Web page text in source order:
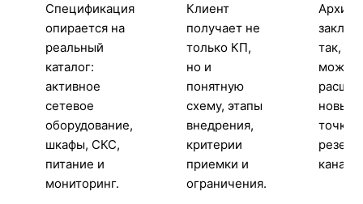
Спецификация
опирается на
реальный
каталог:
активное
сетевое
оборудование,
шкафы, СКС,
питание и
мониторинг.
Клиент
получает не
только КП,
но и
понятную
схему, этапы
внедрения,
критерии
приемки и
ограничения.
так,
можно
новые
точки